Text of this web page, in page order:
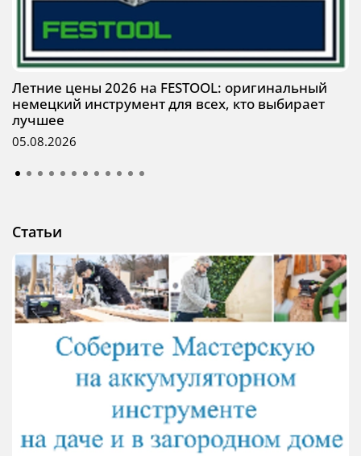
Летние цены 2026 на FESTOOL: оригинальный
немецкий инструмент для всех, кто выбирает
лучшее
05.08.2026
Статьи